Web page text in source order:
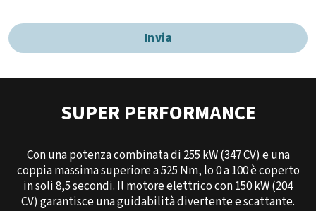
Invia
SUPER PERFORMANCE
Con una potenza combinata di 255 kW (347 CV) e una
coppia massima superiore a 525 Nm, lo 0 a 100 è coperto
in soli 8,5 secondi. Il motore elettrico con 150 kW (204
CV) garantisce una guidabilità divertente e scattante.